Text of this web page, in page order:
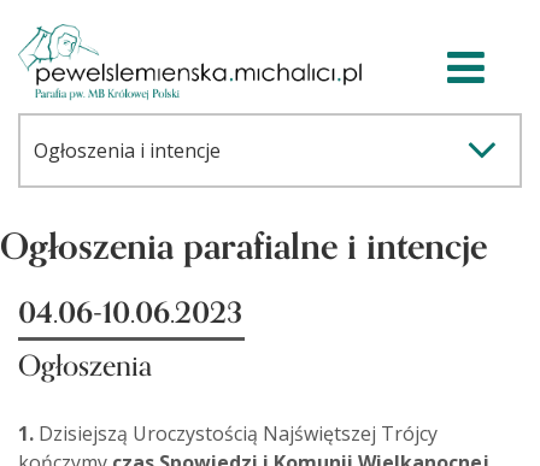
Ogłoszenia parafialne i intencje
04.06-10.06.2023
Ogłoszenia
1. Dzisiejszą Uroczystością Najświętszej Trójcy